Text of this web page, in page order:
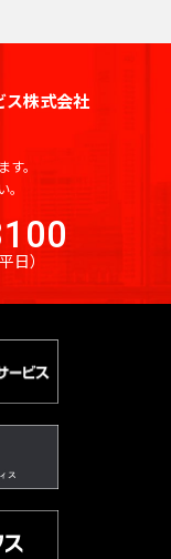
ス株式会社
。
平日）